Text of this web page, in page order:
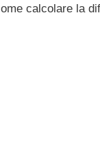
calcolare la